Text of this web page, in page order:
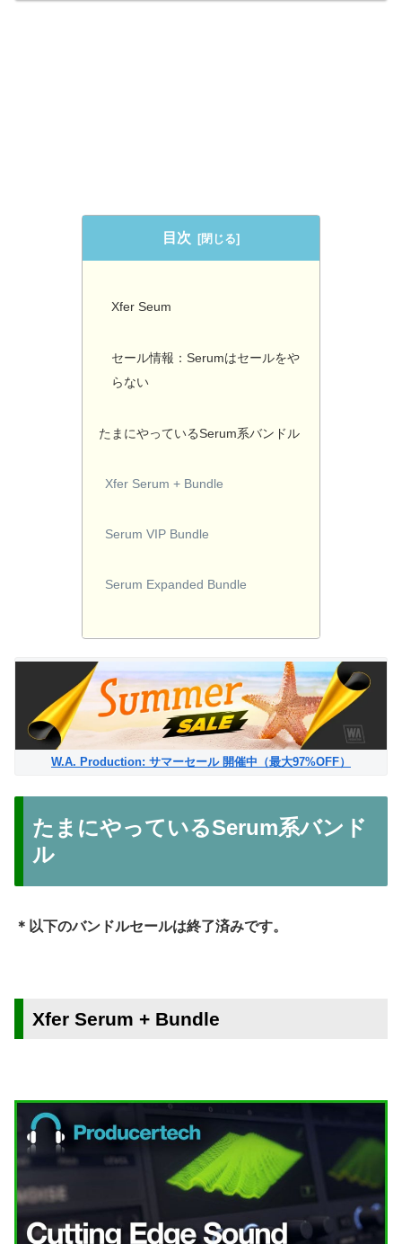
目次
Xfer Seum
セール情報：Serumはセールをや
らない
たまにやっているSerum系バンドル
Xfer Serum + Bundle
Serum VIP Bundle
Serum Expanded Bundle
W.A. Production: サマーセール 開催中（最大97%OFF）
たまにやっているSerum系バンド
ル
＊以下のバンドルセールは終了済みです。
Xfer Serum + Bundle